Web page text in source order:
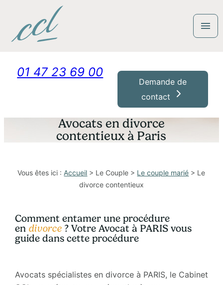
menu
01 47 23 69 00
Demande de
contact
Avocats en divorce
contentieux à Paris
Vous êtes ici : Accueil > Le Couple > Le couple marié > Le
divorce contentieux
Comment entamer une procédure
en divorce ? Votre Avocat à PARIS vous
guide dans cette procédure
Avocats spécialistes en divorce à PARIS, le Cabinet
Panneau de gestion des cookies